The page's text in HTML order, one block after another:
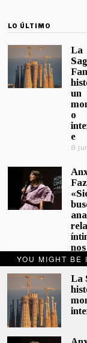
YOU MIGHT BE
La
LO ÚLTIMO
La
un
o
e
8
nos
5
El